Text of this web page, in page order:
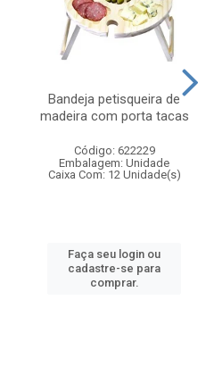
Bandeja petisqueira de
madeira com porta tacas
Código: 622229
Embalagem: Unidade
Caixa Com: 12 Unidade(s)
Faça seu login ou
cadastre-se para
comprar.